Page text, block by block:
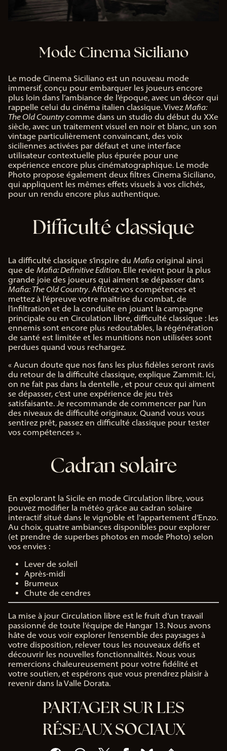
Mode Cinema Siciliano
Le mode Cinema Siciliano est un nouveau mode
immersif, conçu pour embarquer les joueurs encore
plus loin dans l’ambiance de l’époque, avec un décor qui
rappelle celui du cinéma italien classique. VivezMafia:
The Old Countrycomme dans un studio du début du XXe
siècle, avec un traitement visuel en noir et blanc, un son
vintage particulièrement convaincant, des voix
siciliennes activées par défaut et une interface
utilisateur contextuelle plus épurée pour une
expérience encore plus cinématographique. Le mode
Photo propose également deux filtres Cinema Siciliano,
qui appliquent les mêmes effets visuels à vos clichés,
pour un rendu encore plus authentique.
Difficulté classique
La difficulté classique s’inspire du Mafia original ainsi
que de Mafia: Definitive Edition. Elle revient pour la plus
grande joie des joueurs qui aiment se dépasser dans
Mafia: The Old Country. Affûtez vos compétences et
mettez à l’épreuve votre maîtrise du combat, de
l’infiltration et de la conduite en jouant la campagne
principale ou en Circulation libre, difficulté classique : les
ennemis sont encore plus redoutables, la régénération
de santé est limitée et les munitions non utilisées sont
perdues quand vous rechargez.
« Aucun doute que nos fans les plus fidèles seront ravis
du retour de la difficulté classique, explique Zammit. Ici,
on ne fait pas dans la dentelle , et pour ceux qui aiment
se dépasser, c’est une expérience de jeu très
satisfaisante. Je recommande de commencer par l’un
des niveaux de difficulté originaux. Quand vous vous
sentirez prêt, passez en difficulté classique pour tester
vos compétences ».
Cadran solaire
En explorant la Sicile en mode Circulation libre, vous
pouvez modifier la météo grâce au cadran solaire
interactif situé dans le vignoble et l’appartement d’Enzo.
Au choix, quatre ambiances disponibles pour explorer
(et prendre de superbes photos en mode Photo) selon
vos envies :
Lever de soleil
Après-midi
Brumeux
Chute de cendres
La mise à jour Circulation libre est le fruit d’un travail
passionné de toute l’équipe de Hangar 13. Nous avons
hâte de vous voir explorer l’ensemble des paysages à
votre disposition, relever tous les nouveaux défis et
découvrir les nouvelles fonctionnalités. Nous vous
remercions chaleureusement pour votre fidélité et
votre soutien, et espérons que vous prendrez plaisir à
revenir dans la Valle Dorata.
PARTAGER SUR LES
RÉSEAUX SOCIAUX